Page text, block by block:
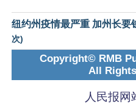
纽约州疫情最严重 加州长要
次)
Copyright© RMB
All
人民报网